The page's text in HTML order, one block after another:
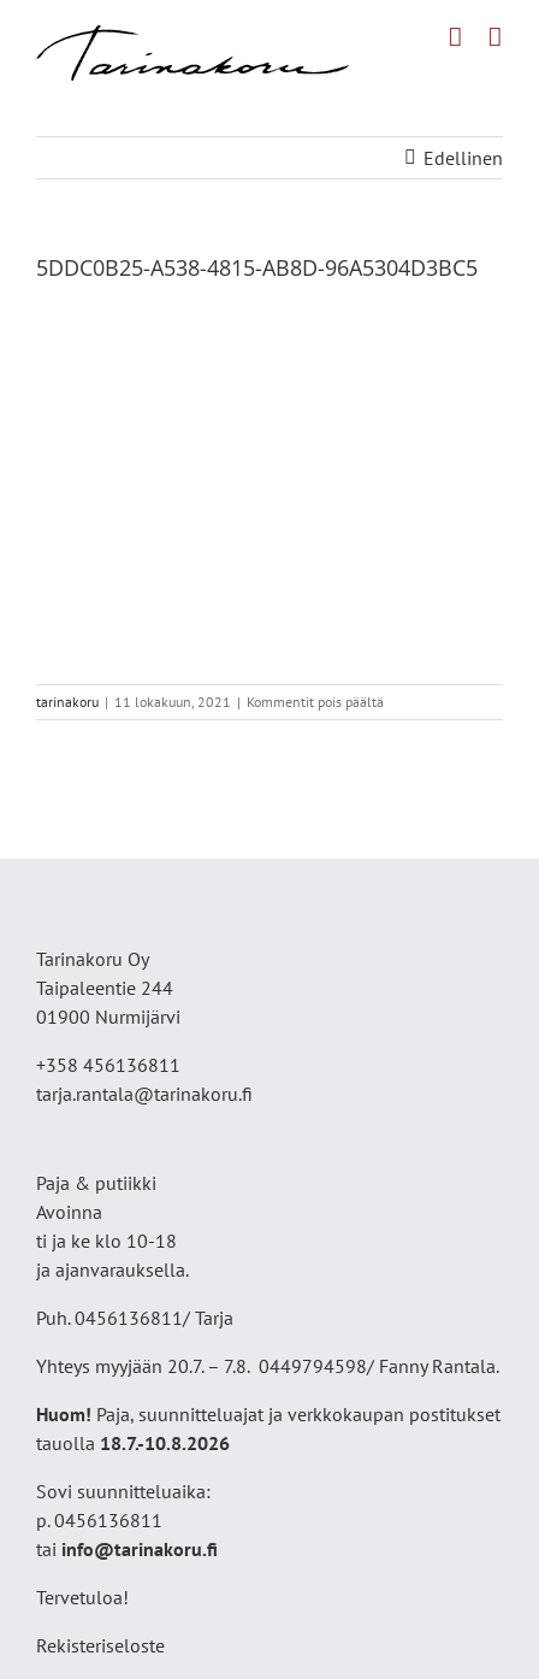
Edellinen
5DDC0B25-A538-4815-AB8D-96A5304D3BC5
tarinakoru | 11 lokakuun, 2021 | Kommentit pois päältä
5DDC0B25-
Tarinakoru Oy
Taipaleentie 244
01900 Nurmijärvi
+358 456136811
tarja.rantala@tarinakoru.fi
Paja & putiikki
Avoinna
ti ja ke klo 10-18
ja ajanvarauksella.
Puh. 0456136811/ Tarja
Yhteys myyjään 20.7. – 7.8. 0449794598/ Fanny Rantala.
Huom! Paja, suunnitteluajat ja verkkokaupan postitukset
tauolla 18.7.-10.8.2026
Sovi suunnitteluaika:
p. 0456136811
tai info@tarinakoru.fi
Tervetuloa!
Rekisteriseloste